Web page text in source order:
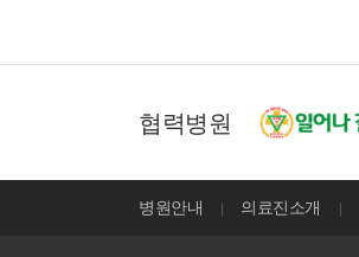
협력병원
병원안내 의료진소개